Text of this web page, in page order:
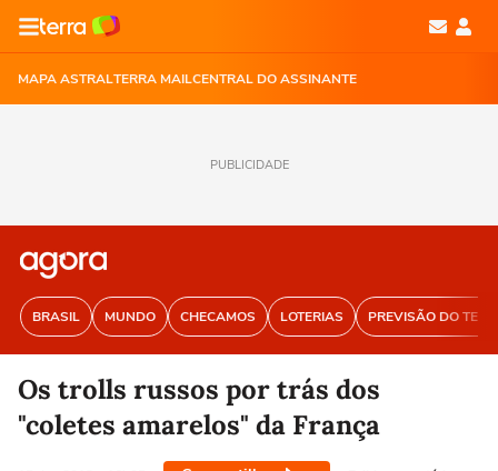
MAPA ASTRALTERRA MAILCENTRAL DO ASSINANTE
PUBLICIDADE
BRASIL MUNDO CHECAMOS LOTERIAS PREVISÃO DO
Os trolls russos por trás dos
"coletes amarelos" da França